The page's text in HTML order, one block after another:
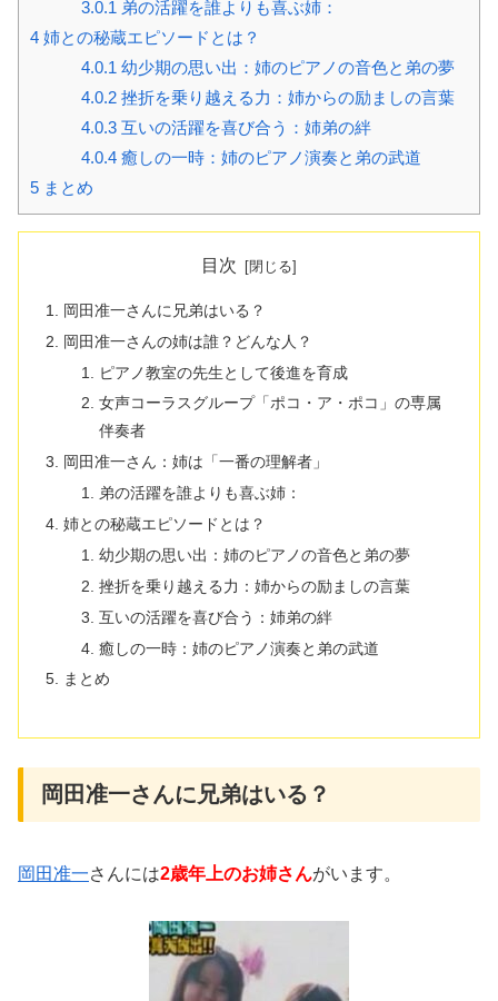
3.0.1 弟の活躍を誰よりも喜ぶ姉：
4 姉との秘蔵エピソードとは？
4.0.1 幼少期の思い出：姉のピアノの音色と弟の夢
4.0.2挫折を乗り越える力：姉からの励ましの言葉
4.0.3互いの活躍を喜び合う：姉弟の絆
4.0.4癒しの一時：姉のピアノ演奏と弟の武道
5 まとめ
目次
岡田准一さんに兄弟はいる？
岡田准一さんの姉は誰？どんな人？
ピアノ教室の先生として後進を育成
女声コーラスグループ「ポコ・ア・ポコ」の専属
伴奏者
岡田准一さん：姉は「一番の理解者」
弟の活躍を誰よりも喜ぶ姉：
姉との秘蔵エピソードとは？
幼少期の思い出：姉のピアノの音色と弟の夢
挫折を乗り越える力：姉からの励ましの言葉
互いの活躍を喜び合う：姉弟の絆
癒しの一時：姉のピアノ演奏と弟の武道
まとめ
岡田准一さんに兄弟はいる？
岡田准一さんには2歳年上のお姉さんがいます。